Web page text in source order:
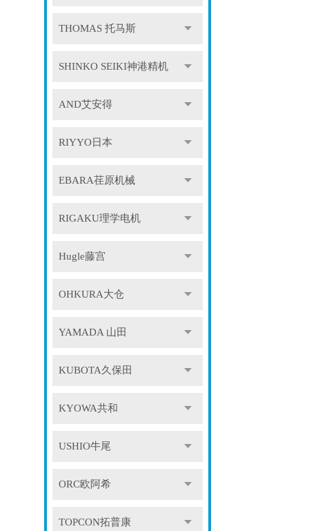
THOMAS 托马斯
SHINKO SEIKI神港精机
AND艾安得
RIYYO日本
EBARA荏原机械
RIGAKU理学电机
Hugle藤宫
OHKURA大仓
YAMADA 山田
KUBOTA久保田
KYOWA共和
USHIO牛尾
ORC欧阿希
TOPCON拓普康